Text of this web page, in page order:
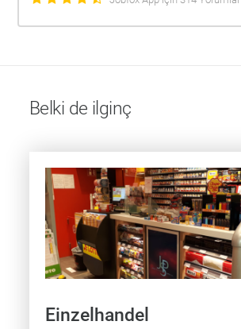
Belki de ilginç
Einzelhandel